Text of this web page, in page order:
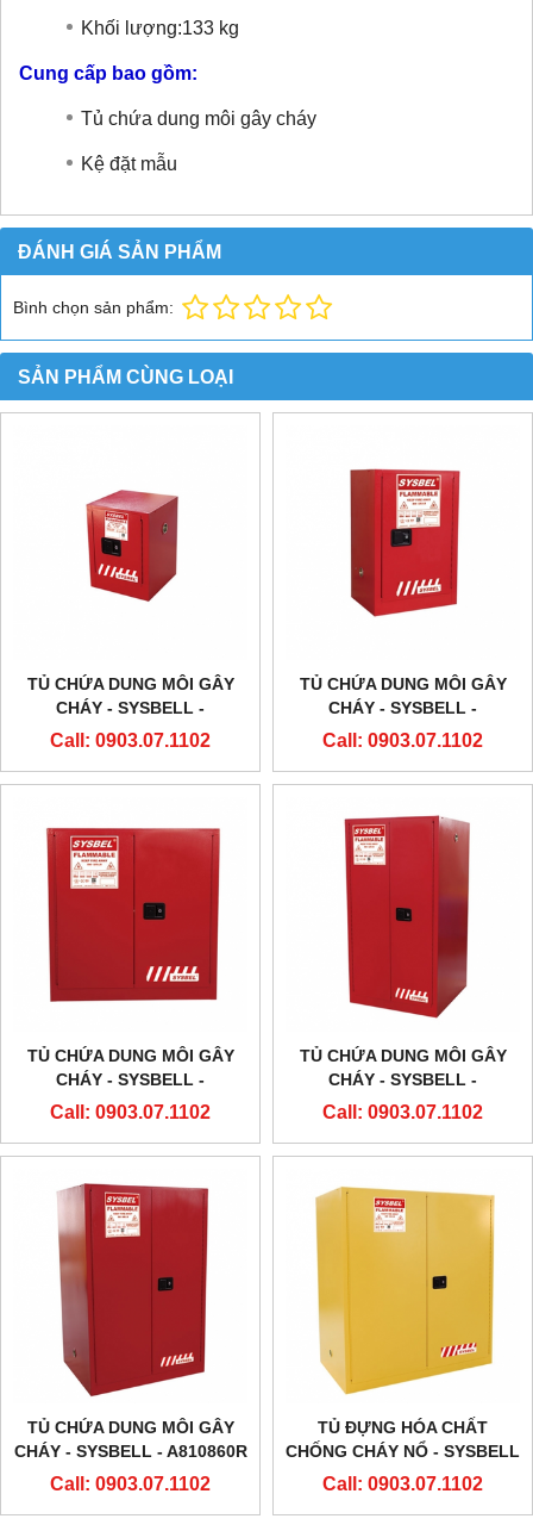
Khối lượng:133 kg
Cung cấp bao gồm:
Tủ chứa dung môi gây cháy
Kệ đặt mẫu
ĐÁNH GIÁ SẢN PHẨM
Bình chọn sản phẩm:
SẢN PHẨM CÙNG LOẠI
TỦ CHỨA DUNG MÔI GÂY
CHÁY - SYSBELL -
WA810040R – 4 GALLON/15L
Call: 0903.07.1102
TỦ CHỨA DUNG MÔI GÂY
CHÁY - SYSBELL -
WA810120R – 12
Call: 0903.07.1102
TỦ CHỨA DUNG MÔI GÂY
CHÁY - SYSBELL -
WA810300R – 30
Call: 0903.07.1102
TỦ CHỨA DUNG MÔI GÂY
CHÁY - SYSBELL -
WA810600R – 60
Call: 0903.07.1102
TỦ CHỨA DUNG MÔI GÂY
CHÁY - SYSBELL - A810860R
– 90 GALLON/340L
Call: 0903.07.1102
TỦ ĐỰNG HÓA CHẤT
CHỐNG CHÁY NỔ - SYSBELL
- WA810115 – 115
Call: 0903.07.1102